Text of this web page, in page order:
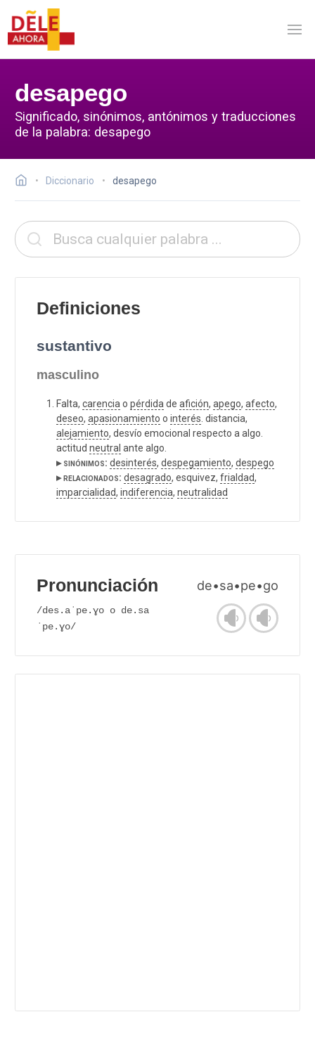
desapego
Significado, sinónimos, antónimos y traducciones
de la palabra: desapego
Diccionario desapego
Definiciones
sustantivo
masculino
Falta, carencia o pérdida de afición, apego, afecto,
deseo, apasionamiento o interés . distancia,
alejamiento, desvío emocional respecto a algo.
actitud neutral ante algo.
▸ sinónimos: desinterés, despegamiento, despego
▸ relacionados: desagrado, esquivez, frialdad,
imparcialidad, indiferencia, neutralidad
Pronunciación de•sa•pe•go
/des.aˈpe.ɣo o de.sa
ˈpe.ɣo/